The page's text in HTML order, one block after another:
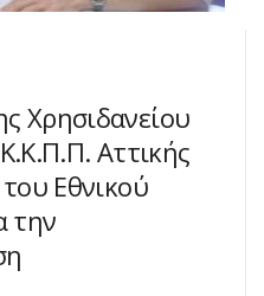
Χρησιδανείου
Αττικής
Εθνικού
την